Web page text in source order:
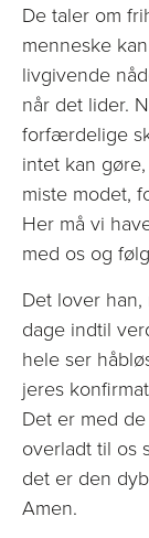
De taler om
menneske
livgivende
når det lider.
forfærdelige
intet kan
miste modet,
Her må vi
med os og
Det lover
dage indtil
hele ser
jeres
Det er med
overladt til os
det er den
Amen.